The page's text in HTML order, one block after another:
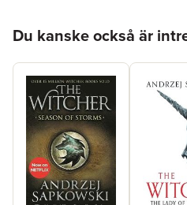
Du kanske också är